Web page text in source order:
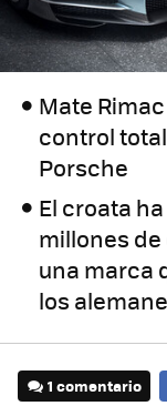
Mate
control
Porsche
El croata
millones
una marca
los
1 comentario